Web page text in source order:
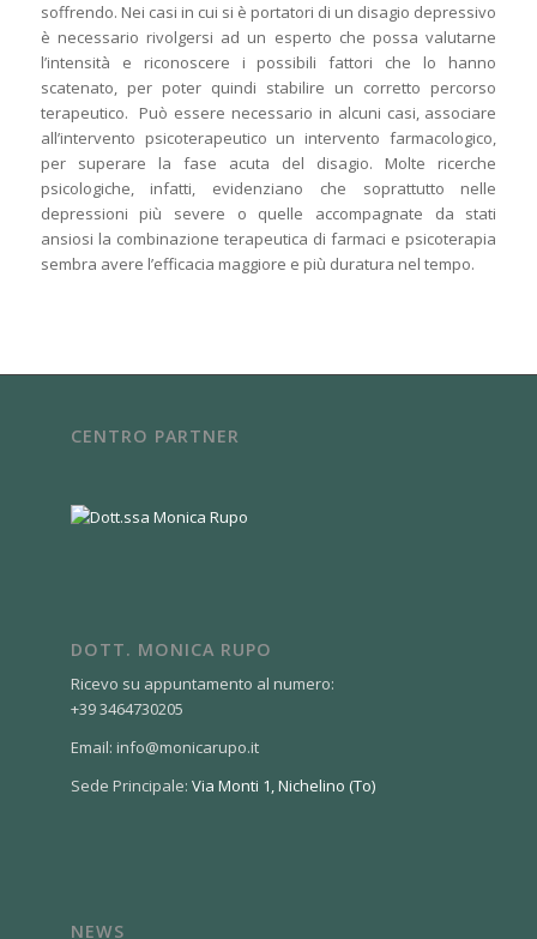
soffrendo. Nei casi in cui si è portatori di un disagio depressivo
è necessario rivolgersi ad un esperto che possa valutarne
l’intensità e riconoscere i possibili fattori che lo hanno
scatenato, per poter quindi stabilire un corretto percorso
terapeutico. Può essere necessario in alcuni casi, associare
all’intervento psicoterapeutico un intervento farmacologico,
per superare la fase acuta del disagio. Molte ricerche
psicologiche, infatti, evidenziano che soprattutto nelle
depressioni più severe o quelle accompagnate da stati
ansiosi la combinazione terapeutica di farmaci e psicoterapia
sembra avere l’efficacia maggiore e più duratura nel tempo.
CENTRO PARTNER
DOTT. MONICA RUPO
Ricevo su appuntamento al numero:
+39 3464730205
Email: info@monicarupo.it
Sede Principale:Via Monti 1, Nichelino (To)
NEWS